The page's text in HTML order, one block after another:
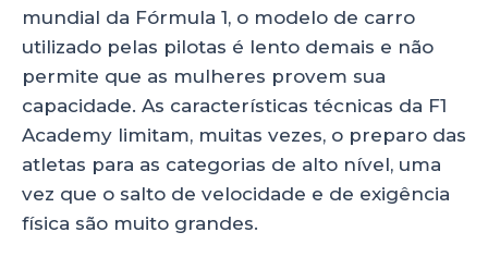
mundial da Fórmula 1, o modelo de carro
utilizado pelas pilotas é lento demais e não
permite que as mulheres provem sua
capacidade. As características técnicas da F1
Academy limitam, muitas vezes, o preparo das
atletas para as categorias de alto nível, uma
vez que o salto de velocidade e de exigência
física são muito grandes.